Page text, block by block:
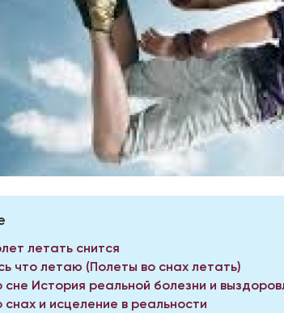
летать снится
что летаю (Полеты во снах летать)
сне История реальной болезни и
снах и исцеление в реальности